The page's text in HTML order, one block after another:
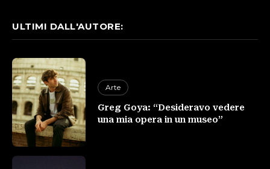
ULTIMI DALL'AUTORE:
Arte
Greg Goya: “Desideravo vedere
una mia opera in un museo”